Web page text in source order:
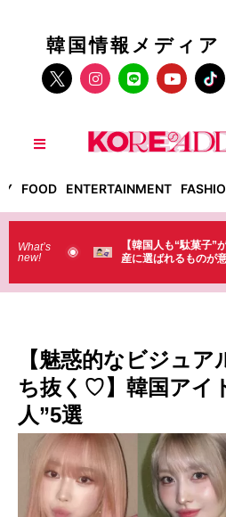
韓国情報メディア
FOOD ENTERTAINMENT
What’s
new!
！】お土
（笑）
【そんなものまで買
ラストで韓国人が買
【魅惑的なビジュ
ち抜く♡】韓国アイ
人”5選